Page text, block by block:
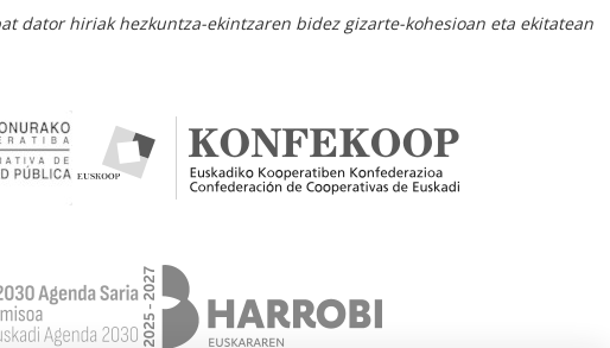
dator hiriak hezkuntza-ekintzaren bidez gizarte-kohesioan eta ekitatean